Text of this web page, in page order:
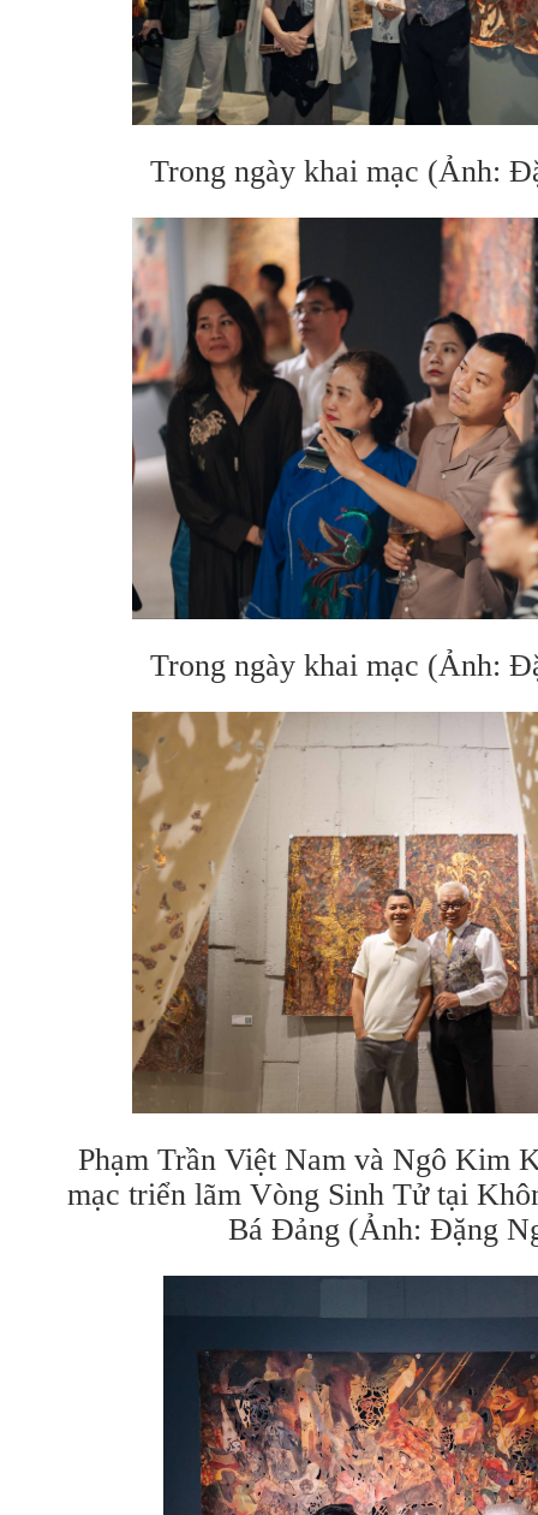
Trong ngày khai mạc (Ảnh:
Trong ngày khai mạc (Ảnh:
Phạm Trần Việt Nam và Ngô Kim
mạc triển lãm Vòng Sinh Tử tại
Bá Đảng (Ảnh: Đặng